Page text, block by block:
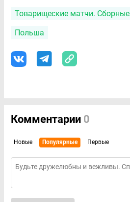
Товарищеские матчи. Сборные
Польша
Комментарии 0
Новые Популярные Первые